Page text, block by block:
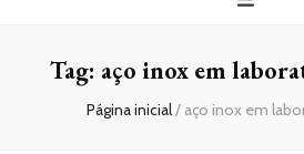
Tag: aço inox em
Página inicial/ aço inox em